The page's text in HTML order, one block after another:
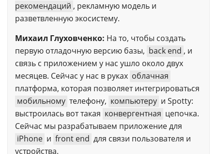
рекомендаций , рекламную модель и
разветвленную экосистему.
Михаил Глуховченко: На то, чтобы создать
первую отладочную версию базы, back end , и
связь с приложением у нас ушло около двух
месяцев. Сейчас у нас в руках облачная
платформа, которая позволяет интегрироваться
мобильному телефону, компьютеру и Spotty:
выстроилась вот такая конвергентная цепочка.
Сейчас мы разрабатываем приложение для
iPhone и front end для связи пользователя и
устройства.